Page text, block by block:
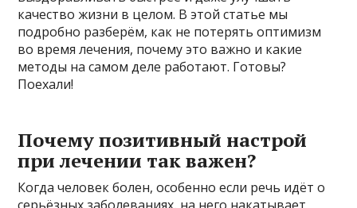
качество жизни в целом. В этой статье мы
подробно разберём, как не потерять оптимизм
во время лечения, почему это важно и какие
методы на самом деле работают. Готовы?
Поехали!
Почему позитивный настрой
при лечении так важен?
Когда человек болен, особенно если речь идёт о